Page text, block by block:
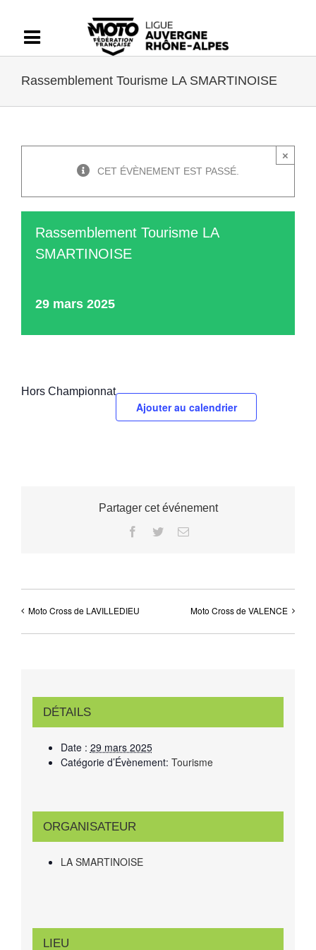
contenu
Rassemblement Tourisme LA SMARTINOISE
×
CET ÉVÈNEMENT EST PASSÉ.
Rassemblement Tourisme LA
SMARTINOISE
29 mars 2025
Hors Championnat
Ajouter au calendrier
Partager cet événement
Facebook
TwitterEmail
Moto Cross de LAVILLEDIEU Moto Cross de VALENCE
DÉTAILS
Date : 29 mars 2025
Catégorie d’Évènement: Tourisme
ORGANISATEUR
LA SMARTINOISE
LIEU